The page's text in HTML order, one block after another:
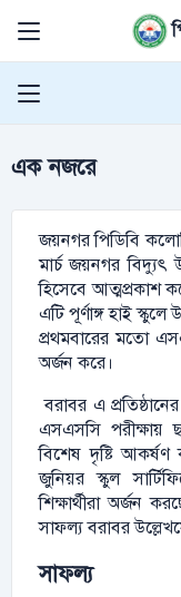
এক নজরে
জয়নগর পিডিবি
মার্চ জয়নগর বিদ্যুৎ
হিসেবে আত্মপ্রকাশ
এটি পূর্ণাঙ্গ হাই
প্রথমবারের মতো
অর্জন করে।
বরাবর এ
এসএসসি পরীক্ষায়
বিশেষ দৃষ্টি
জুনিয়র স্কুল
শিক্ষার্থীরা অর্জন
সাফল্য বরাবর
সাফল্য